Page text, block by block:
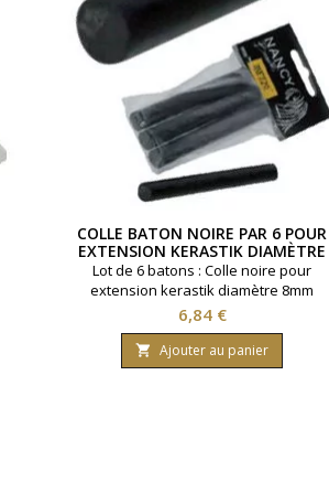
COLLE BATON NOIRE PAR 6 POUR
EXTENSION KERASTIK DIAMÈTRE
8MM
Lot de 6 batons : Colle noire pour
extension kerastik diamètre 8mm
Prix
6,84 €
 Ajouter au panier